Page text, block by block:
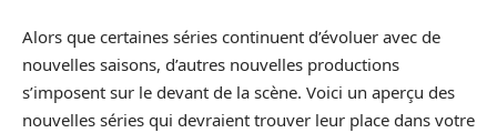
Alors que certaines séries continuent d’évoluer avec de
nouvelles saisons, d’autres nouvelles productions
s’imposent sur le devant de la scène. Voici un aperçu des
nouvelles séries qui devraient trouver leur place dans votre